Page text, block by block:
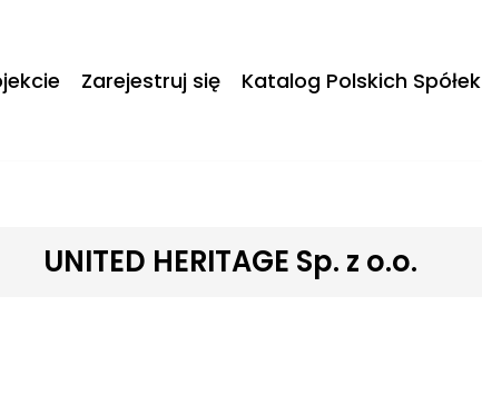
Zarejestruj się Katalog Polskich Spółek
UNITED HERITAGE Sp. z o.o.